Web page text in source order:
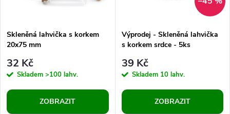
p
r
o
s
p
r
o
Skleněná lahvička s korkem
20x75 mm
32 Kč
Skladem >100 lahv.
ZOBRAZIT
Výprodej - Skleněná lahvička
s korkem srdce - 5ks
39 Kč
Skladem 10 lahv.
ZOBRAZIT